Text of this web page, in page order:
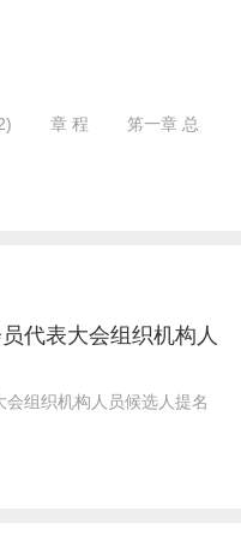
02) 章 程 笫一章 总
代表大会组织机构人
组织机构人员候选人提名